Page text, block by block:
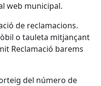
web municipal.
de reclamacions.
o tauleta mitjançant
Reclamació barems
del número de